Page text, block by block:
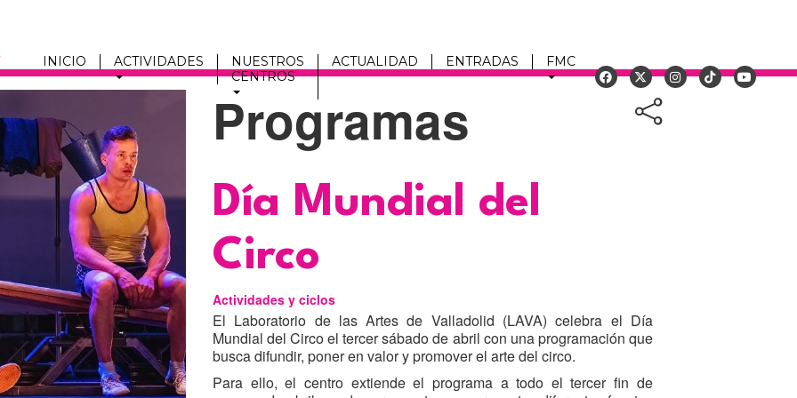
Menu
fmc
INICIO ACTIVIDADES
NUESTROS
CENTROS
ACTUALIDAD ENTRADAS FMC
Programas
Título
Día Mundial del
Circo
Actividades y ciclos
El Laboratorio de las Artes de Valladolid (LAVA) celebra el Día
Mundial del Circo el tercer sábado de abril con una programación que
busca difundir, poner en valor y promover el arte del circo.
Para ello, el centro extiende el programa a todo el tercer fin de